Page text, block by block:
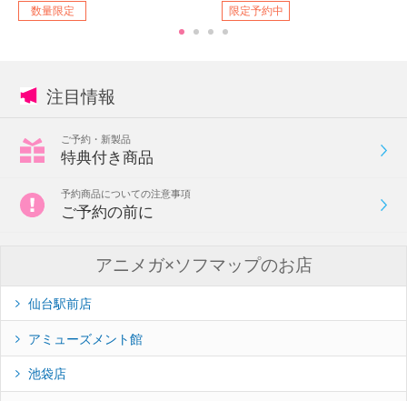
数量限定 限定予約中
注目情報
ご予約・新製品
特典付き商品
予約商品についての注意事項
ご予約の前に
アニメガ×ソフマップのお店
仙台駅前店
アミューズメント館
池袋店